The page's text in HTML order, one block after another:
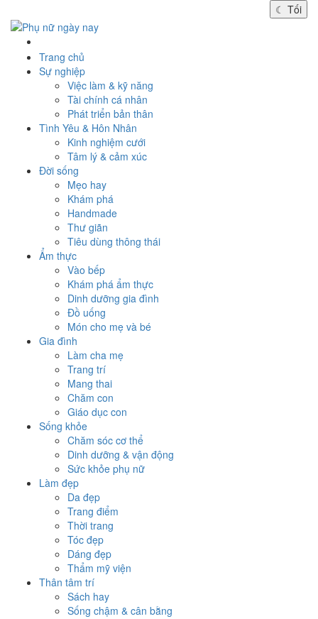
☾ Tối
Trang chủ
Sự nghiệp
Việc làm & kỹ năng
Tài chính cá nhân
Phát triển bản thân
Tình Yêu & Hôn Nhân
Kinh nghiệm cưới
Tâm lý & cảm xúc
Đời sống
Mẹo hay
Khám phá
Handmade
Thư giãn
Tiêu dùng thông thái
Ẩm thực
Vào bếp
Khám phá ẩm thực
Dinh dưỡng gia đình
Đồ uống
Món cho mẹ và bé
Gia đình
Làm cha mẹ
Trang trí
Mang thai
Chăm con
Giáo dục con
Sống khỏe
Chăm sóc cơ thể
Dinh dưỡng & vận động
Sức khỏe phụ nữ
Làm đẹp
Da đẹp
Trang điểm
Thời trang
Tóc đẹp
Dáng đẹp
Thẩm mỹ viện
Thân tâm trí
Sách hay
Sống chậm & cân bằng